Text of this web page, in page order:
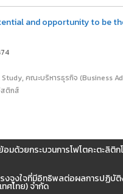
and opportunity to be
,คณะบริหารธุรกิจ (Business
ติกส์
มด้วยกระบวนการโฟโตคะตะลิติก
รงจูงใจที่มีอิทธิพลต่อผลการปฏิ
ศไทย) จำกัด